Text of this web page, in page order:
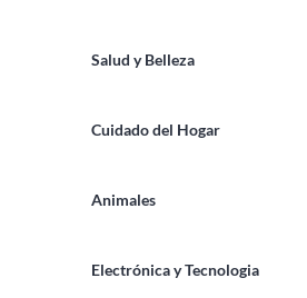
Salud y Belleza
Cuidado del Hogar
Animales
Electrónica y Tecnologia